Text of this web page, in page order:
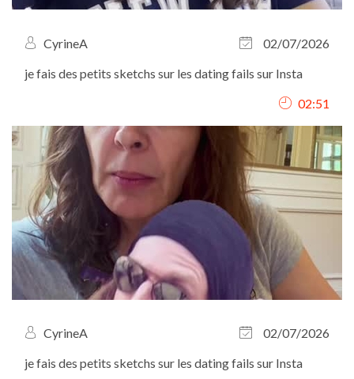
CyrineA
02/07/2026
je fais des petits sketchs sur les dating fails sur Insta
02:51
CyrineA
02/07/2026
je fais des petits sketchs sur les dating fails sur Insta